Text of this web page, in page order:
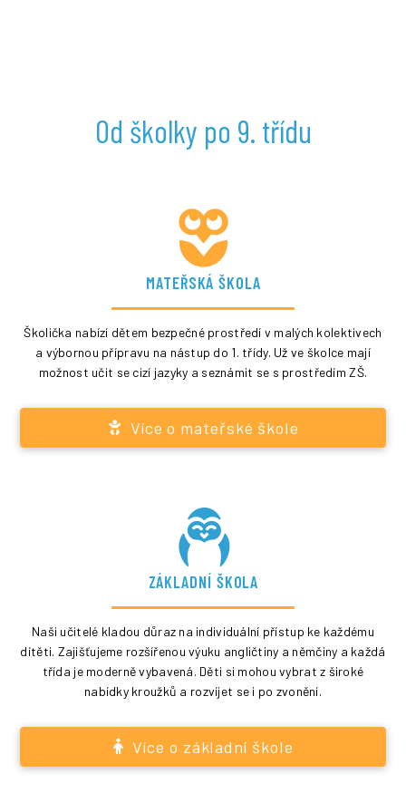
Od školky po 9. třídu
MATEŘSKÁ ŠKOLA
Školička nabízí dětem bezpečné prostředí v malých kolektivech
a výbornou přípravu na nástup do 1. třídy. Už ve školce mají
možnost učit se cizí jazyky a seznámit se s prostředím ZŠ.
Více o mateřské škole
ZÁKLADNÍ ŠKOLA
Naši učitelé kladou důraz na individuální přístup ke každému
dítěti. Zajišťujeme rozšířenou výuku angličtiny a němčiny a každá
třída je moderně vybavená. Děti si mohou vybrat z široké
nabídky kroužků a rozvíjet se i po zvonění.
Více o základní škole